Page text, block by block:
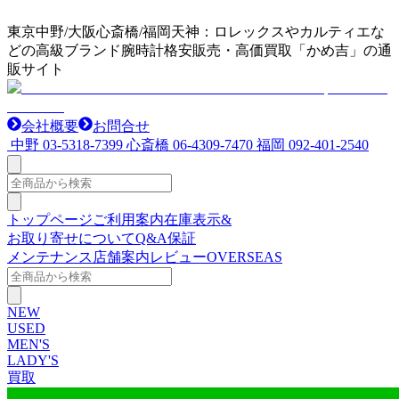
東京中野/大阪心斎橋/福岡天神：ロレックスやカルティエな
どの高級ブランド腕時計格安販売・高価買取「かめ吉」の通
販サイト
会社概要
お問合せ
中野 03-5318-7399 心斎橋 06-4309-7470 福岡 092-401-2540
トップページご利用案内在庫表示&
お取り寄せについてQ&A保証
メンテナンス 店舗案内レビューOVERSEAS
NEW
USED
MEN'S
LADY'S
買取